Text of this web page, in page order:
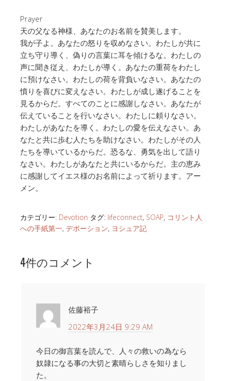
Prayer
天の父なる神様、あなたのお名前を賛美します。
我が子よ。あなたの怒りを収めなさい。わたしが共に
立ち守り導く、偽りの言葉に耳を傾けるな。わたしの
声に聞き従え、わたしが導く。あなたの重荷をわたし
に預けなさい。わたしの荷を背負いなさい。あなたの
憤りを喜びに変えなさい。わたしが成し遂げることを
見るからだ。すべてのことに感謝しなさい。あなたが
伝えていることを行いなさい。わたしに頼りなさい。
わたしがあなたを導く。わたしの愛を伝えなさい。あ
なたと共に歩む人たちを助けなさい。わたしがその人
たちを導いているからだ。恐るな、勇気を出して語り
なさい。わたしがあなたと共にいるからだ。主の恵み
に感謝してイエス様のお名前によって祈ります。アー
メン。
カテゴリー: Devotion タグ: lifeconnect, SOAP, コリント人
への手紙第一, デボーション, ヨシュア記
4件のコメント
佐藤裕子
2022年3月24日 9:29 AM
今日の御言葉を読んで、人々の救いの為なら
奴隷になる事の大切と素晴らしさを知りまし
た。